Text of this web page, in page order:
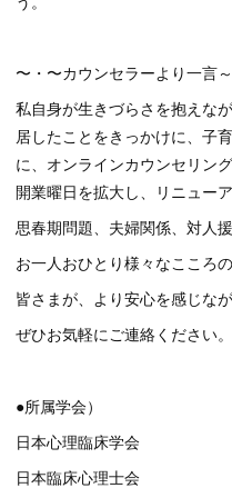
〜・〜カウンセラーより一言
私自身が生きづらさを抱えな
居したことをきっかけに、子
に、オンラインカウンセリン
開業曜日を拡大し、リニューア
思春期問題、夫婦関係、対人
お一人おひとり様々なこころ
皆さまが、より安心を感じな
ぜひお気軽にご連絡ください。
●所属学
日本心理臨
日本臨床心理士会